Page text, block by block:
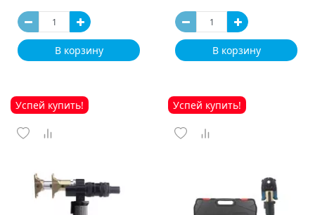
В корзину В корзину
Успей купить! Успей купить!